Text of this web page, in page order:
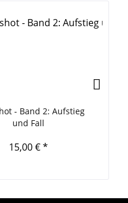
- Band 2: Aufstieg
und Fall
15,00 € *